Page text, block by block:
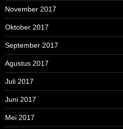
November 2017
Oktober 2017
September 2017
Agustus 2017
Juli 2017
Juni 2017
Mei 2017